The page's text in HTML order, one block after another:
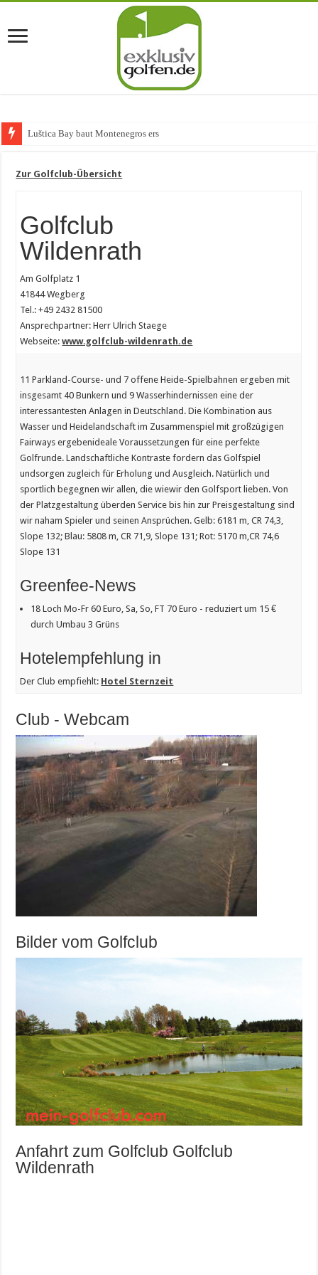
Luštica Bay baut Montenegros erste Golf-Comm
Zur Golfclub-Übersicht
Golfclub
Wildenrath
Am Golfplatz 1
41844 Wegberg
Tel.: +49 2432 81500
Ansprechpartner: Herr Ulrich Staege
Webseite:www.golfclub-wildenrath.de
11 Parkland-Course- und 7 offene Heide-Spielbahnen ergeben mit
insgesamt 40 Bunkern und 9 Wasserhindernissen eine der
interessantesten Anlagen in Deutschland. Die Kombination aus
Wasser und Heidelandschaft im Zusammenspiel mit großzügigen
Fairways ergebenideale Voraussetzungen für eine perfekte
Golfrunde. Landschaftliche Kontraste fordern das Golfspiel
undsorgen zugleich für Erholung und Ausgleich. Natürlich und
sportlich begegnen wir allen, die wiewir den Golfsport lieben. Von
der Platzgestaltung überden Service bis hin zur Preisgestaltung sind
wir naham Spieler und seinen Ansprüchen. Gelb: 6181 m, CR 74,3,
Slope 132; Blau: 5808 m, CR 71,9, Slope 131; Rot: 5170 m,CR 74,6
Slope 131
Greenfee-News
18 Loch Mo-Fr 60 Euro, Sa, So, FT 70 Euro - reduziert um 15 €
durch Umbau 3 Grüns
Hotelempfehlung in
Der Club empfiehlt: Hotel Sternzeit
Club - Webcam
Bilder vom Golfclub
Anfahrt zum Golfclub Golfclub
Wildenrath